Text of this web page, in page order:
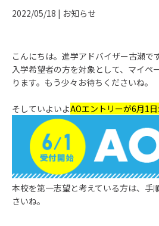
2022/05/18 | お知らせ
こんにちは。進学アドバイザー古瀬で
入学希望者の方を対象として、マイペ
ります。もう少々お待ちくださいね。
そしていよいよAOエントリーが6月1
本校を第一志望と考えている方は、手
さいね。